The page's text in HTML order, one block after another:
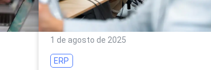
1 de agosto de 2025
ERP